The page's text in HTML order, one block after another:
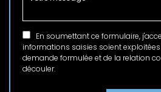
En soumettant ce formulaire,
informations saisies soient
demande formulée et de la relation
découler.